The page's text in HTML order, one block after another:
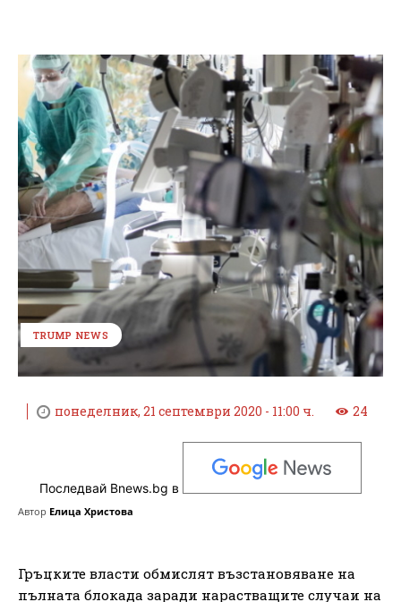
TRUMP NEWS
понеделник, 21 септември 2020 - 11:00 ч. 24
Последвай Bnews.bg в
Автор Елица Христова
Гръцките власти обмислят възстановяване на
пълната блокада заради нарастващите случаи на